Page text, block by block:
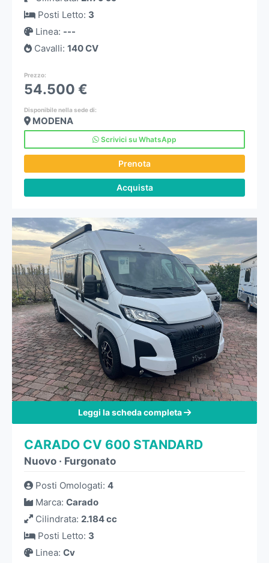
Posti Letto: 3
Linea: ---
Cavalli: 140 CV
Prezzo:
54.500 €
Disponibile nella sede di:
MODENA
Scrivici su WhatsApp
Prenota
Acquista
Leggi la scheda completa
CARADO CV 600 STANDARD
Nuovo · Furgonato
Posti Omologati: 4
Marca: Carado
Cilindrata: 2.184 cc
Posti Letto: 3
Linea: Cv